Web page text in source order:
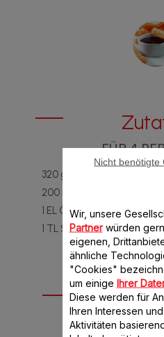
FÜR 4
320 g Mehl
200 ml Wasser
1 EL Öl
1 TL Salz
Das Wasser, das
Wir, unsere
Partnerwürden
eigenen,
ähnliche
"Cookies"
um einige Ihrer
Diese werden für
Ihren Interessen
Aktivitäten
Nicht benötigte